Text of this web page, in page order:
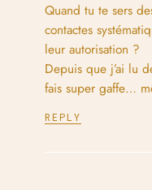
Quand tu te sers
contactes
leur autorisation ?
Depuis que j’ai lu
fais super gaffe…
REPLY